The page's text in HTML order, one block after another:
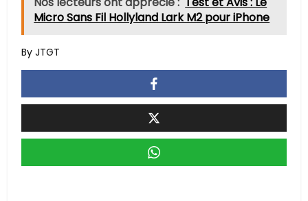
Micro Sans Fil Hollyland Lark M2 pour iPhone
By JTGT